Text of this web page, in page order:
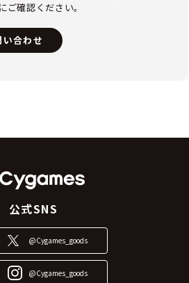
ご確認ください。
合わせ
公式SNS
@Cygames_goods
@Cygames_goods